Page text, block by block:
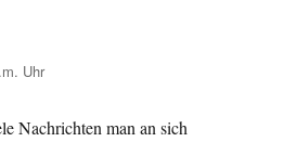
Uhr
Nachrichten man an sich